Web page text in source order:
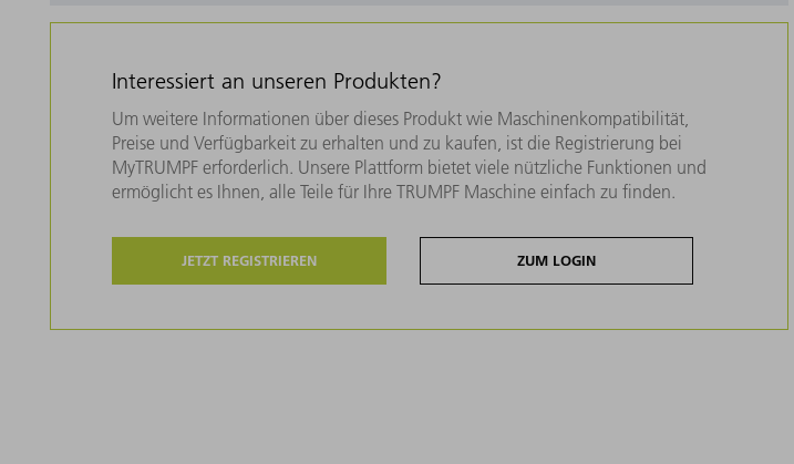
Interessiert an unseren Produkten?
Um weitere Informationen über dieses Produkt wie Maschinenkompatibilität,
Preise und Verfügbarkeit zu erhalten und zu kaufen, ist die Registrierung bei
MyTRUMPF erforderlich. Unsere Plattform bietet viele nützliche Funktionen und
ermöglicht es Ihnen, alle Teile für Ihre TRUMPF Maschine einfach zu finden.
JETZT REGISTRIEREN ZUM LOGIN